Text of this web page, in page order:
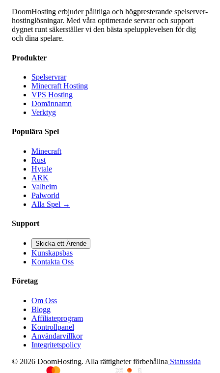
DoomHosting erbjuder pålitliga och högpresterande spelserver-
hostinglösningar. Med våra optimerade servrar och support
dygnet runt säkerställer vi den bästa spelupplevelsen för dig
och dina spelare.
Produkter
Spelservrar
Minecraft Hosting
VPS Hosting
Domännamn
Verktyg
Populära Spel
Minecraft
Rust
Hytale
ARK
Valheim
Palworld
Alla Spel →
Support
Skicka ett Ärende
Kunskapsbas
Kontakta Oss
Företag
Om Oss
Blogg
Affiliateprogram
Kontrollpanel
Användarvillkor
Integritetspolicy
© 2026 DoomHosting. Alla rättigheter förbehållna Statussida